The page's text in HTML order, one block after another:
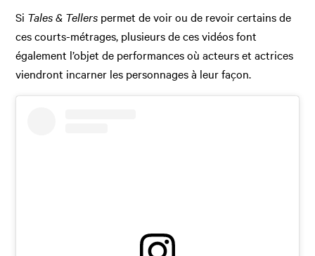
Si Tales & Tellers permet de voir ou de revoir certains de
ces courts-métrages, plusieurs de ces vidéos font
également l’objet de performances où acteurs et actrices
viendront incarner les personnages à leur façon.